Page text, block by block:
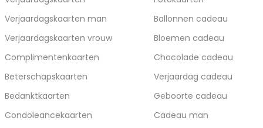
Verjaardagskaarten man
Verjaardagskaarten vrouw
Complimentenkaarten
Beterschapskaarten
Bedanktkaarten
Condoleancekaarten
Ballonnen cadeau
Bloemen cadeau
Chocolade cadeau
Verjaardag cadeau
Geboorte cadeau
Cadeau man